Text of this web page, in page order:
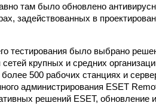
там было обновлено
задействованных в
тестирования было выбрано
сетей крупных и средних
500 рабочих станциях и
администрирования ESET
решений ESET, обновление